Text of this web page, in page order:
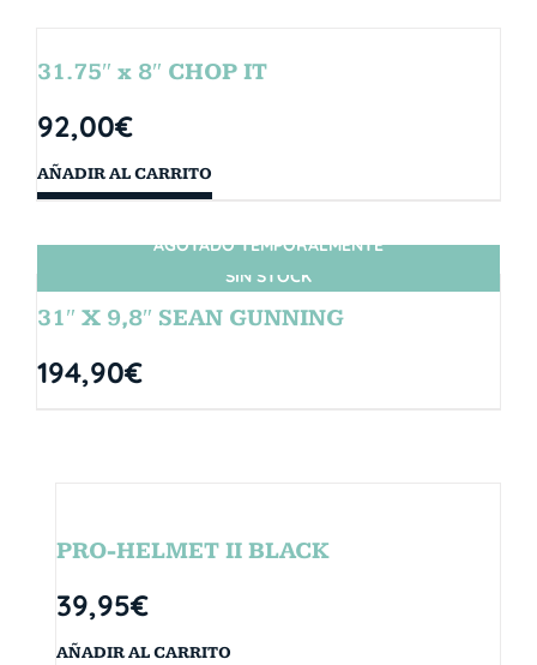
31.75″ x 8″ CHOP IT
92,00€
AÑADIR AL CARRITO
SIN STOCK
AGOTADO TEMPORALMENTE
31″ X 9,8″ SEAN GUNNING
194,90€
PRO-HELMET II BLACK
39,95€
AÑADIR AL CARRITO